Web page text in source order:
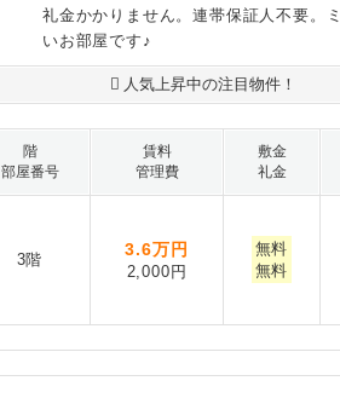
礼金かかりません。連帯保証人不要。
いお部屋です♪
人気上昇中の注目物件！
階
部屋番号
賃料
管理費
敷金
礼金
3階
3.6万円
2,000円
無料
無料